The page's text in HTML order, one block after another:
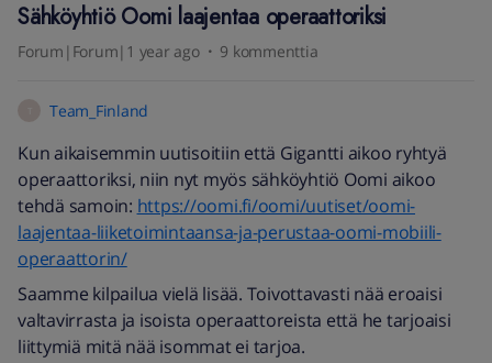
Sähköyhtiö Oomi laajentaa operaattoriksi
Forum|Forum|1 year ago 9 kommenttia
Team_Finland
Kun aikaisemmin uutisoitiin että Gigantti aikoo ryhtyä
operaattoriksi, niin nyt myös sähköyhtiö Oomi aikoo
tehdä samoin: https://oomi.fi/oomi/uutiset/oomi-
laajentaa-liiketoimintaansa-ja-perustaa-oomi-mobiili-
operaattorin/
Saamme kilpailua vielä lisää. Toivottavasti nää eroaisi
valtavirrasta ja isoista operaattoreista että he tarjoaisi
liittymiä mitä nää isommat ei tarjoa.